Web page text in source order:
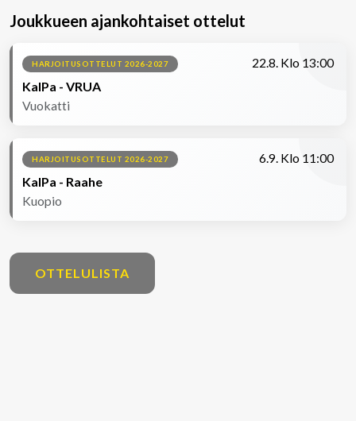
Joukkueen ajankohtaiset ottelut
HARJOITUSOTTELUT 2026-2027
22.8. Klo 13:00
KalPa - VRUA
Vuokatti
HARJOITUSOTTELUT 2026-2027
6.9. Klo 11:00
KalPa - Raahe
Kuopio
OTTELULISTA